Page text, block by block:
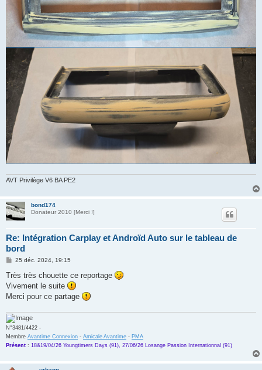
AVT Privilège V6 BA PE2
bond174
Donateur 2010 [Merci !]
Re: Intégration Carplay et Androïd Auto sur le tableau de
bord
M
s
a
g
25 déc. 2024, 19:15
Très très chouette ce reportage
Vivement le suite
Merci pour ce partage
N°3481/4422 -
Membre Avantime Connexion - Amicale Avantime - PMA
Présent : 18&19/04/26 Youngtimers Days (91), 27/06/26 Losange Passion Internationnal (91)